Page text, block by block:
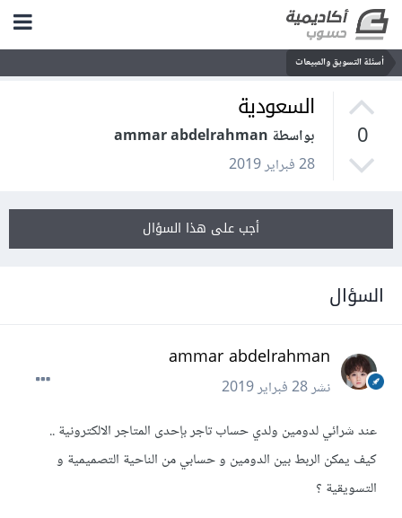
أسئلة التسويق والمبيعات
0
السعودية
بواسطة ammar abdelrahman
28 فبراير 2019
أجب على هذا السؤال
السؤال
ammar abdelrahman
نشر28 فبراير 2019
عند شرائي لدومين ولدي حساب تاجر بإحدى المتاجر الالكترونية ..
كيف يمكن الربط بين الدومين و حسابي من الناحية التصميمية و
التسويقية ؟